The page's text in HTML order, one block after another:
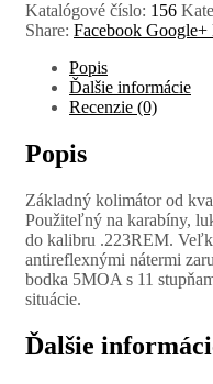
Katalógové číslo: 156
Share: Facebook Google+
Popis
Ďalšie informácie
Recenzie (0)
Popis
Základný kolimátor od
Použiteľný na karabíny,
do kalibru .223REM.
antireflexnými nátermi
bodka 5MOA s 11
situácie.
Ďalšie